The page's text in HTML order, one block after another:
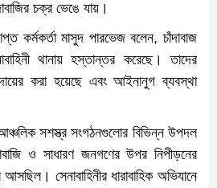
চক্র ভেঙে যায়।
কর্মকর্তা মাসুদ পারভেজ বলেন, চাঁদাবাজ
থানায় হস্তান্তর করেছে। তাদের
দায়ের করা হয়েছে এবং আইনানুগ ব্যবস্থা
সশস্ত্র সংগঠনগুলোর বিভিন্ন উপদল
ও সাধারণ জনগণের উপর নিপীড়নের
সেনাবাহিনীর ধারাবাহিক অভিযানে